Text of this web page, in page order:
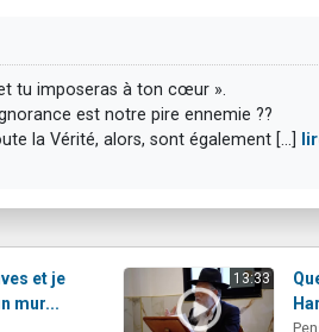
tu imposeras à ton cœur ».
est notre pire ennemie ??
la Vérité, alors, sont également [...]
et je
mur...
13:33